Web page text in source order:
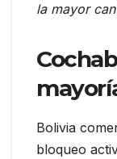
la mayor
Bolivia
bloqueo